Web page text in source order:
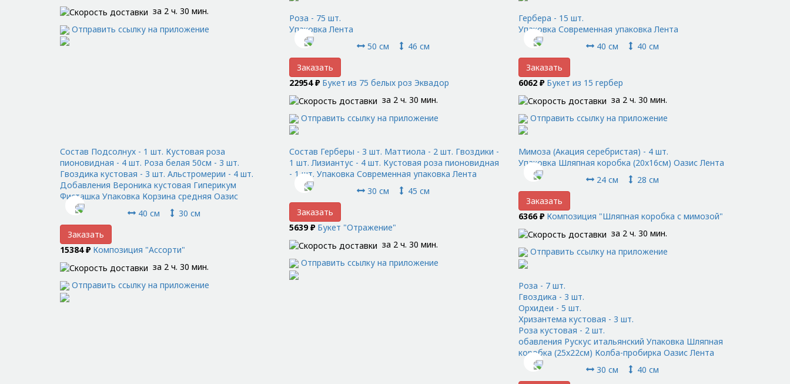
за 2 ч. 30 мин.
Отправить ссылку на приложение
Роза - 75 шт.
Упаковка Лента
50 см
46 см
Заказать
22954 ₽ Букет из 75 белых роз Эквадор
за 2 ч. 30 мин.
Отправить ссылку на приложение
Гербера - 15 шт.
Упаковка Современная упаковка Лента
40 см
40 см
Заказать
6062 ₽ Букет из 15 гербер
за 2 ч. 30 мин.
Отправить ссылку на приложение
Состав Подсолнух - 1 шт. Кустовая роза
пионовидная - 4 шт. Роза белая 50см - 3 шт.
Гвоздика кустовая - 3 шт. Альстромерии - 4 шт.
Добавления Вероника кустовая Гиперикум
Фисташка Упаковка Корзина средняя Оазис
40 см
30 см
Заказать
15384 ₽ Композиция "Ассорти"
за 2 ч. 30 мин.
Отправить ссылку на приложение
Состав Герберы - 3 шт. Маттиола - 2 шт. Гвоздики -
1 шт. Лизиантус - 4 шт. Кустовая роза пионовидная
- 1 шт. Упаковка Современная упаковка Лента
30 см
45 см
Заказать
5639 ₽ Букет "Отражение"
за 2 ч. 30 мин.
Отправить ссылку на приложение
Мимоза (Акация серебристая) - 4 шт.
Упаковка Шляпная коробка (20x16см) Оазис Лента
24 см
28 см
Заказать
6366 ₽ Композиция "Шляпная коробка с мимозой"
за 2 ч. 30 мин.
Отправить ссылку на приложение
Роза - 7 шт.
Гвоздика - 3 шт.
Орхидеи - 5 шт.
Хризантема кустовая - 3 шт.
Роза кустовая - 2 шт.
обавления Рускус итальянский Упаковка Шляпная
коробка (25x22см) Колба-пробирка Оазис Лента
30 см
40 см